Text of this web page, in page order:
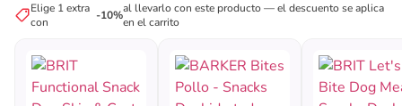
Elige 1 extra
con
-10%al llevarlo con este producto — el descuento se aplica
en el carrito